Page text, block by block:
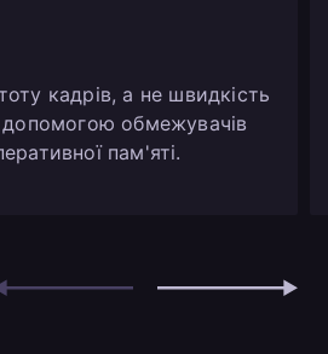
кадрів, а не швидкість
допомогою обмежувачів
пам'яті.